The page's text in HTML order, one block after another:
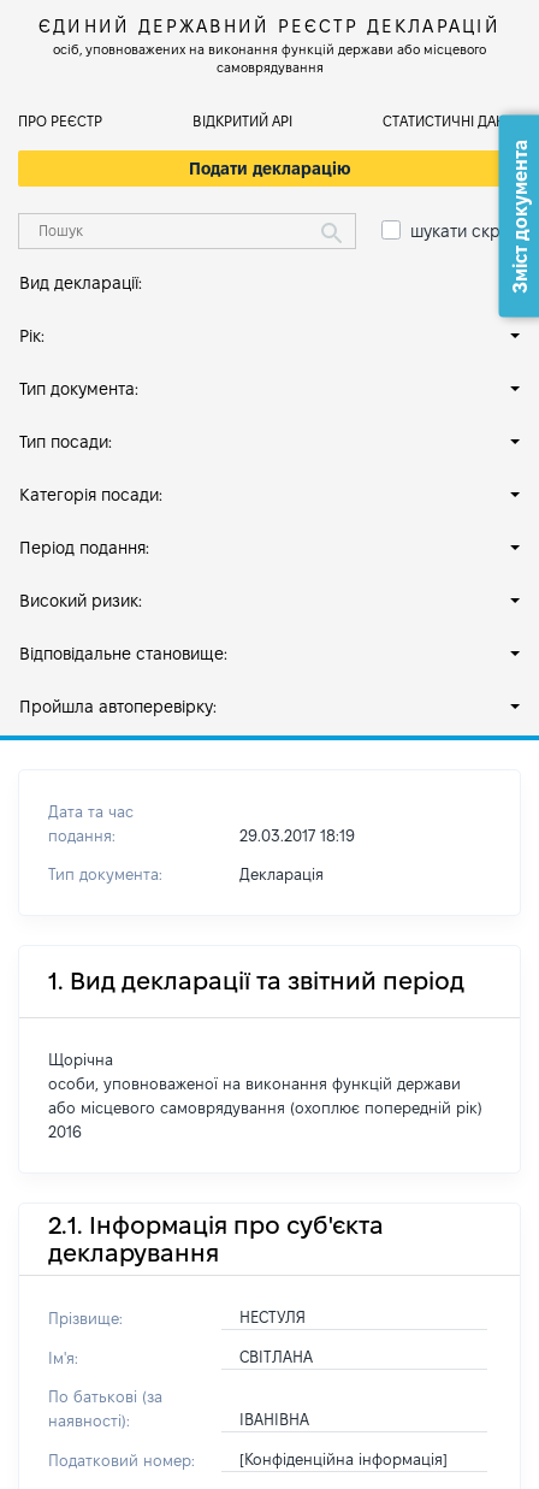
ЄДИНИЙ ДЕРЖАВНИЙ РЕЄСТР ДЕКЛАРАЦІЙ
осіб, уповноважених на виконання функцій держави або місцевого
самоврядування
ПРО РЕЄСТР ВІДКРИТИЙ АРІ СТАТИСТИЧНІ ДАНІ
Подати декларацію
шукати скрізь
Вид декларації:
Рік:
Тип документа:
Тип посади:
Категорія посади:
Період подання:
Високий ризик:
Відповідальне становище:
Пройшла автоперевірку:
Дата та час
подання:
29.03.2017 18:19
Тип документа: Декларація
1. Вид декларації та звітний період
Щорічна
особи, уповноваженої на виконання функцій держави
або місцевого самоврядування (охоплює попередній рік)
2016
2.1. Інформація про суб'єкта
декларування
Прізвище: НЕСТУЛЯ
Ім'я: СВІТЛАНА
По батькові (за
наявності):
ІВАНІВНА
Податковий номер: [Конфіденційна інформація]
Зміст документа